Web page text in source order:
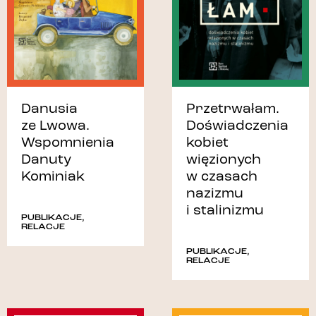
Danusia
ze Lwowa.
Wspomnienia
Danuty
Kominiak
PUBLIKACJE,
RELACJE
Przetrwałam.
Doświadczenia
kobiet
więzionych
w czasach
nazizmu
i stalinizmu
PUBLIKACJE,
RELACJE